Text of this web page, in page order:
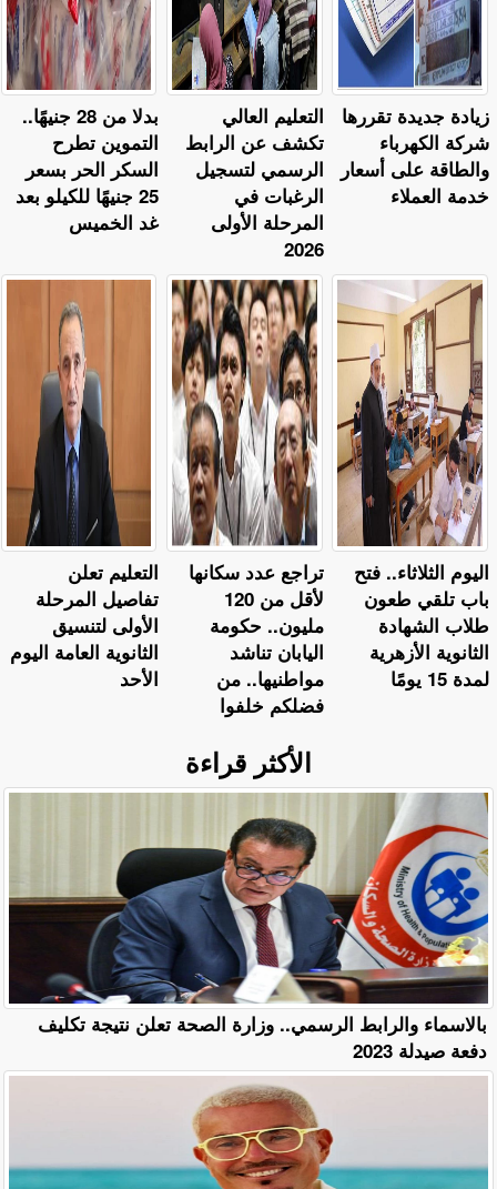
بدلا من 28 جنيهًا..
التموين تطرح
السكر الحر بسعر
25 جنيهًا للكيلو بعد
غد الخميس
التعليم العالي
تكشف عن الرابط
الرسمي لتسجيل
الرغبات في
المرحلة الأولى
2026
زيادة جديدة تقررها
شركة الكهرباء
والطاقة على أسعار
خدمة العملاء
التعليم تعلن
تفاصيل المرحلة
الأولى لتنسيق
الثانوية العامة اليوم
الأحد
تراجع عدد سكانها
لأقل من 120
مليون.. حكومة
اليابان تناشد
مواطنيها.. من
فضلكم خلفوا
اليوم الثلاثاء.. فتح
باب تلقي طعون
طلاب الشهادة
الثانوية الأزهرية
لمدة 15 يومًا
الأكثر قراءة
بالاسماء والرابط الرسمي.. وزارة الصحة تعلن نتيجة تكليف
دفعة صيدلة 2023